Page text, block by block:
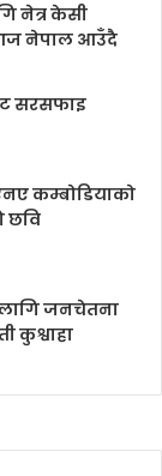
नेत्र केसी
नेपाल आउँदै
सरसफाइ
कम्बोडियाको
छवि
लागि जनचेतना
कुश्वाहा